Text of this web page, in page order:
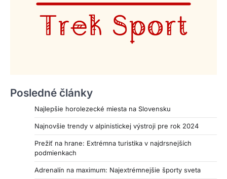
Posledné články
Najlepšie horolezecké miesta na Slovensku
Najnovšie trendy v alpinistickej výstroji pre rok 2024
Prežiť na hrane: Extrémna turistika v najdrsnejších
podmienkach
Adrenalín na maximum: Najextrémnejšie športy sveta